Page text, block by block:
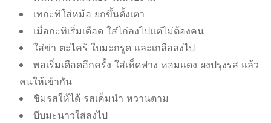
เทกะทิใส่หม้อ ยกขึ้นตั้งเตา
เมื่อกะทิเริ่มเดือด ใส่ไก่ลงไปแต่ไม่ต้องคน
ใส่ข่า ตะไคร้ ใบมะกรูด และเกลือลงไป
พอเริ่มเดือดอีกครั้ง ใส่เห็ดฟาง หอมแดง ผงปรุงรส แล้ว
คนให้เข้ากัน
ชิมรสให้ได้ รสเค็มนำ หวานตาม
บีบมะนาวใส่ลงไป